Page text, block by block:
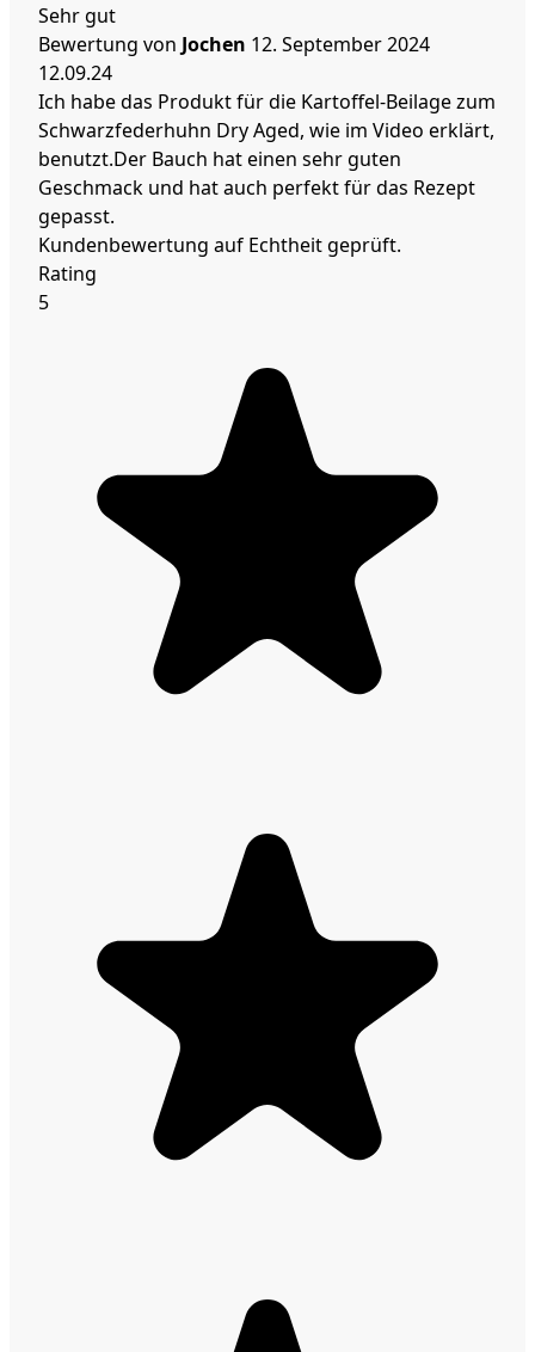
Sehr gut
Bewertung von Jochen 12. September 2024
12.09.24
Ich habe das Produkt für die Kartoffel-Beilage zum
Schwarzfederhuhn Dry Aged, wie im Video erklärt,
benutzt.Der Bauch hat einen sehr guten
Geschmack und hat auch perfekt für das Rezept
gepasst.
Kundenbewertung auf Echtheit geprüft.
Rating
5